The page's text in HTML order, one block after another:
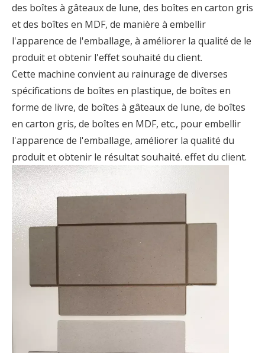
des boîtes à gâteaux de lune, des boîtes en carton gris
et des boîtes en MDF, de manière à embellir
l'apparence de l'emballage, à améliorer la qualité de le
produit et obtenir l'effet souhaité du client.
Cette machine convient au rainurage de diverses
spécifications de boîtes en plastique, de boîtes en
forme de livre, de boîtes à gâteaux de lune, de boîtes
en carton gris, de boîtes en MDF, etc., pour embellir
l'apparence de l'emballage, améliorer la qualité du
produit et obtenir le résultat souhaité. effet du client.